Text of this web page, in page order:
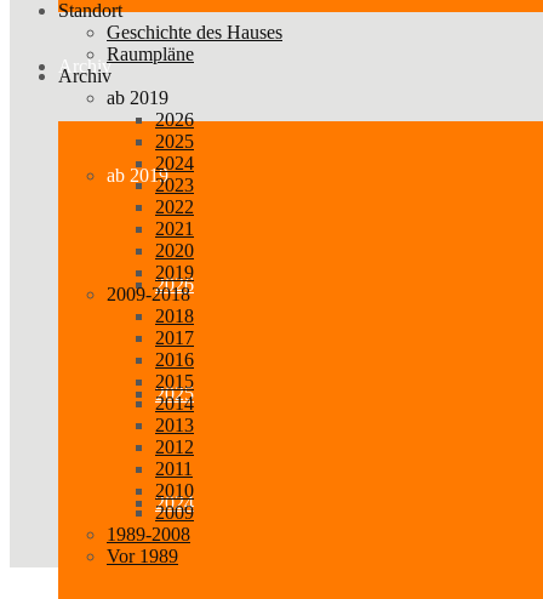
Archiv
ab 2019
2026
2025
2024
Standort
Geschichte des Hauses
Raumpläne
Archiv
ab 2019
2026
2025
2024
2023
2022
2021
2020
2019
2009-2018
2018
2017
2016
2015
2014
2013
2012
2011
2010
2009
1989-2008
Vor 1989